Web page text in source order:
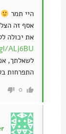
היי תמר
אסף זה
את יכולה
ALj6BU
לשאלתך,
התפרחות
0